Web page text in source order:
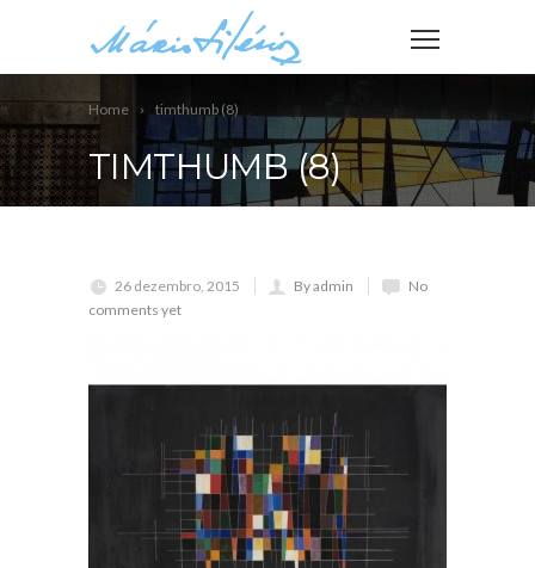
Home timthumb (8)
TIMTHUMB (8)
26 dezembro, 2015 By admin
No
comments yet